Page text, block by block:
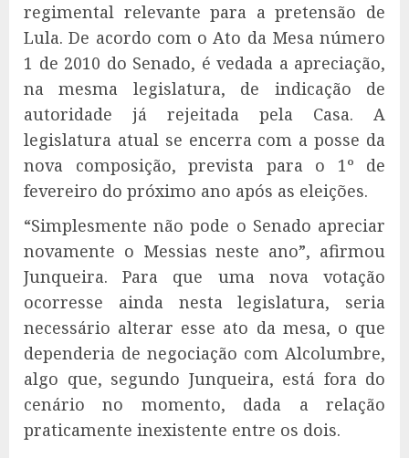
regimental relevante para a pretensão de
Lula. De acordo com o Ato da Mesa número
1 de 2010 do Senado, é vedada a apreciação,
na mesma legislatura, de indicação de
autoridade já rejeitada pela Casa. A
legislatura atual se encerra com a posse da
nova composição, prevista para o 1º de
fevereiro do próximo ano após as eleições.
“Simplesmente não pode o Senado apreciar
novamente o Messias neste ano”, afirmou
Junqueira. Para que uma nova votação
ocorresse ainda nesta legislatura, seria
necessário alterar esse ato da mesa, o que
dependeria de negociação com Alcolumbre,
algo que, segundo Junqueira, está fora do
cenário no momento, dada a relação
praticamente inexistente entre os dois.